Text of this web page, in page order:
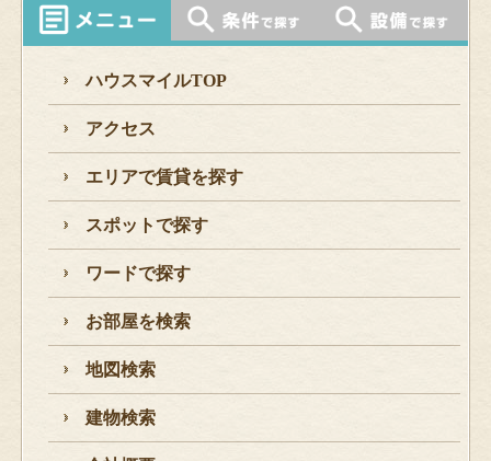
ハウスマイルTOP
アクセス
エリアで賃貸を探す
スポットで探す
ワードで探す
お部屋を検索
地図検索
建物検索